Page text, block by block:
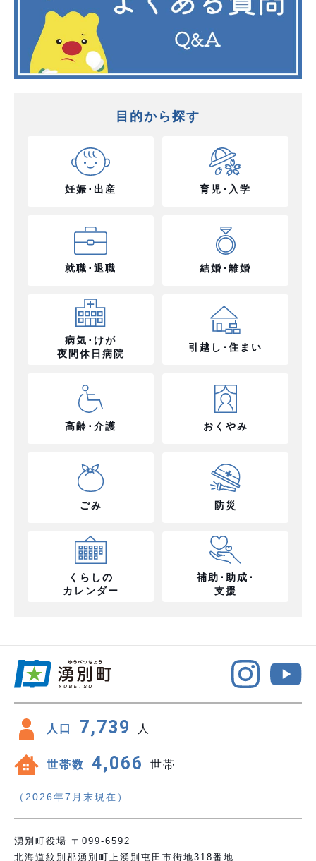
目的から探す
妊娠･出産 育児･入学
就職･退職 結婚･離婚
病気･けが
夜間休日病院
引越し･住まい
高齢･介護 おくやみ
ごみ 防災
くらしの
カレンダー
補助･助成･
支援
人口 7,739 人
世帯数 4,066 世帯
（2026年7月末現在）
湧別町役場 〒099-6592
北海道紋別郡湧別町上湧別屯田市街地318番地